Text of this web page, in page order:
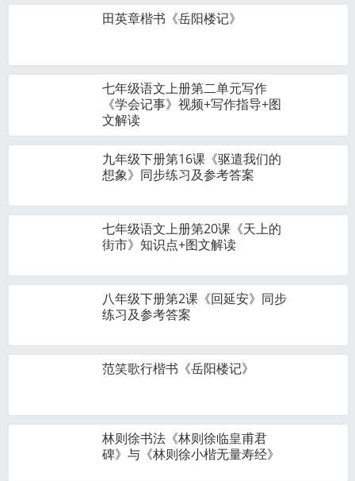
田英章楷书《岳阳楼记》
七年级语文上册第二单元写作
《学会记事》视频+写作指导+图
文解读
九年级下册第16课《驱遣我们的
想象》同步练习及参考答案
七年级语文上册第20课《天上的
街市》知识点+图文解读
八年级下册第2课《回延安》同步
练习及参考答案
范笑歌行楷书《岳阳楼记》
林则徐书法《林则徐临皇甫君
碑》与《林则徐小楷无量寿经》